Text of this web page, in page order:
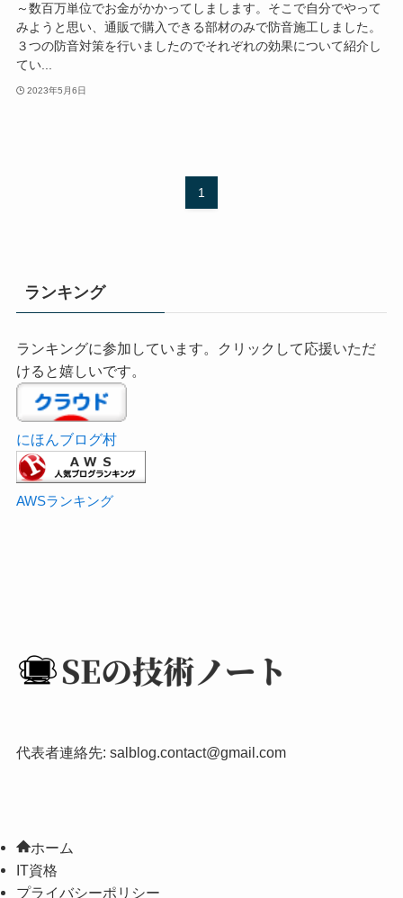
～数百万単位でお金がかかってしまします。そこで自分でやって
みようと思い、通販で購入できる部材のみで防音施工しました。
３つの防音対策を行いましたのでそれぞれの効果について紹介し
てい...
2023年5月6日
1
ランキング
ランキングに参加しています。クリックして応援いただ
けると嬉しいです。
にほんブログ村
AWSランキング
代表者連絡先: salblog.contact@gmail.com
ホーム
IT資格
プライバシーポリシー